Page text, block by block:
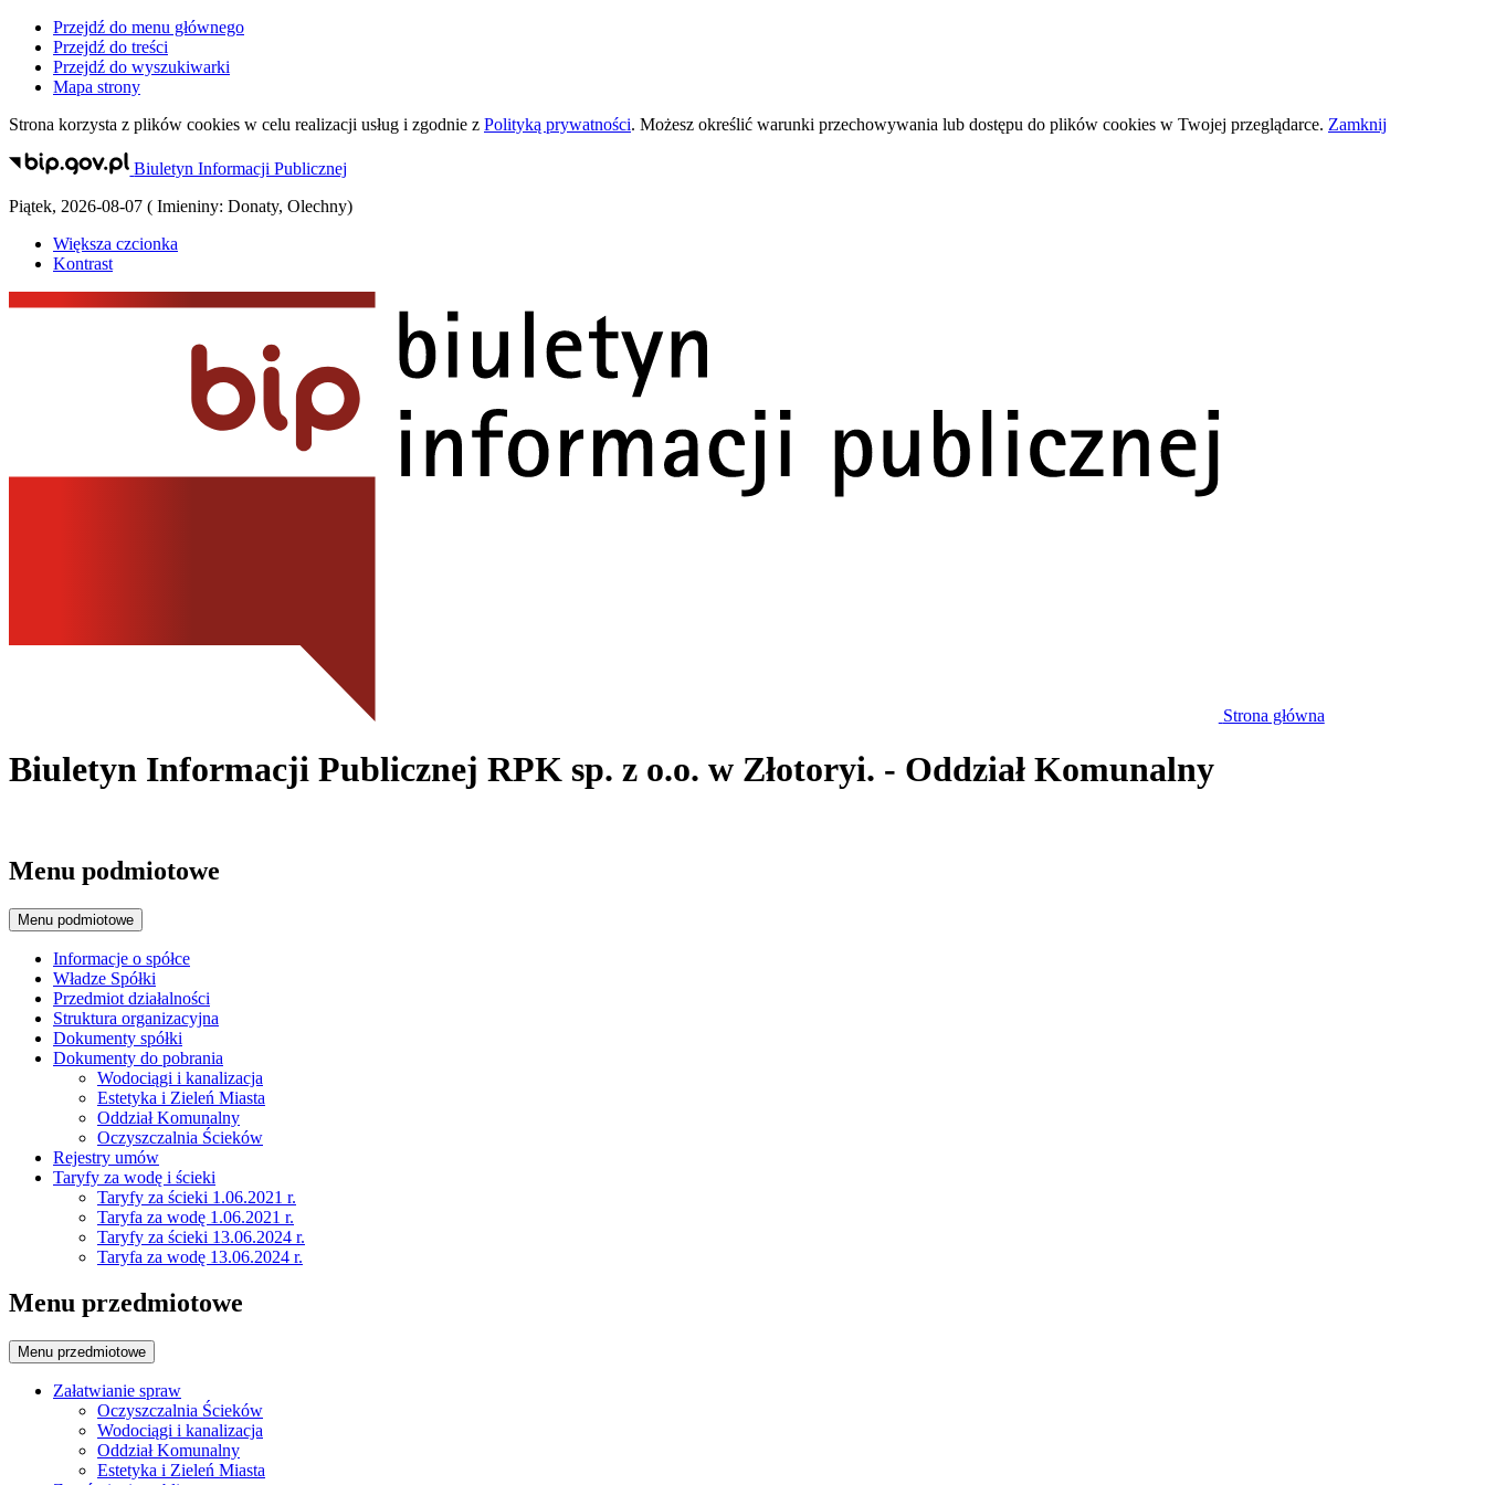
Przejdź do menu głównego
Przejdź do treści
Przejdź do wyszukiwarki
Mapa strony
Strona korzysta z plików cookies w celu realizacji usług i zgodnie z Polityką prywatności. Możesz określić warunki przechowywania lub dostępu do plików cookies w Twojej przeglądarce. Zamknij
Biuletyn Informacji Publicznej
Piątek, 2026-08-07 ( Imieniny: Donaty, Olechny)
Większa czcionka
Kontrast
Strona główna
Biuletyn Informacji Publicznej RPK sp. z o.o. w Złotoryi. - Oddział Komunalny
Menu podmiotowe
Menu podmiotowe
Informacje o spółce
Władze Spółki
Przedmiot działalności
Struktura organizacyjna
Dokumenty spółki
Dokumenty do pobrania
Wodociągi i kanalizacja
Estetyka i Zieleń Miasta
Oddział Komunalny
Oczyszczalnia Ścieków
Rejestry umów
Taryfy za wodę i ścieki
Taryfy za ścieki 1.06.2021 r.
Taryfa za wodę 1.06.2021 r.
Taryfy za ścieki 13.06.2024 r.
Taryfa za wodę 13.06.2024 r.
Menu przedmiotowe
Menu przedmiotowe
Załatwianie spraw
Oczyszczalnia Ścieków
Wodociągi i kanalizacja
Oddział Komunalny
Estetyka i Zieleń Miasta